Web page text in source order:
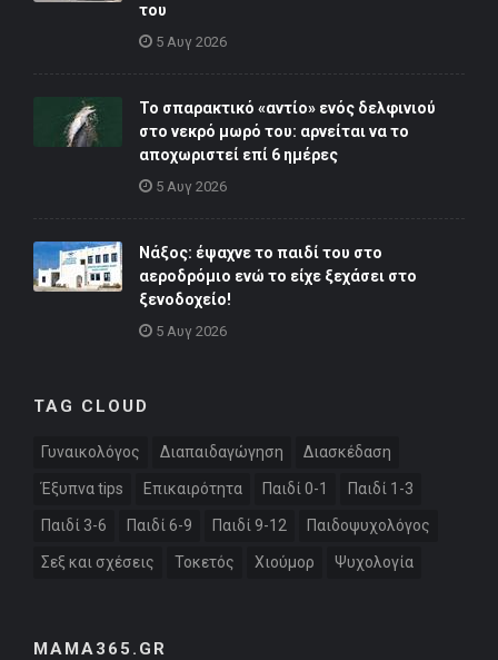
του
5 Αυγ 2026
Το σπαρακτικό «αντίο» ενός δελφινιού
στο νεκρό μωρό του: αρνείται να το
αποχωριστεί επί 6 ημέρες
5 Αυγ 2026
Νάξος: έψαχνε το παιδί του στο
αεροδρόμιο ενώ το είχε ξεχάσει στο
ξενοδοχείο!
5 Αυγ 2026
TAG CLOUD
Γυναικολόγος Διαπαιδαγώγηση Διασκέδαση
Έξυπνα tips Επικαιρότητα Παιδί 0-1 Παιδί 1-3
Παιδί 3-6 Παιδί 6-9 Παιδί 9-12 Παιδοψυχολόγος
Σεξ και σχέσεις Τοκετός Χιούμορ Ψυχολογία
MAMA365.GR